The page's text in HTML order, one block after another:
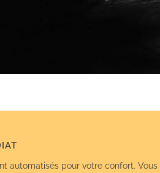
automatisés pour votre confort. Vous